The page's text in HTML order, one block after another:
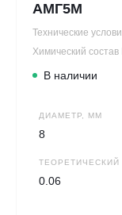
АМГ5М
Технические
Химический
В наличии
ДИАМЕТР, ММ
8
ТЕОРЕТИЧЕСКИЙ
0.06